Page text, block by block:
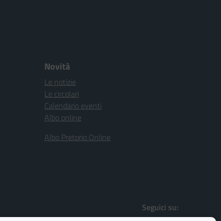
Novità
Le notizie
Le circolari
Calendario eventi
Albo online
Albo Pretorio Online
Seguici su: